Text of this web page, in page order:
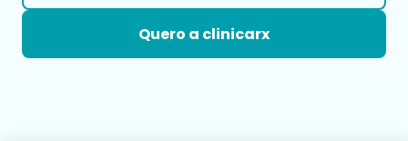
Quero a clinicarx